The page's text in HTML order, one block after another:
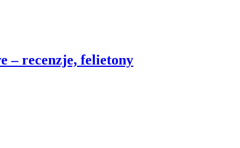
– recenzje, felietony